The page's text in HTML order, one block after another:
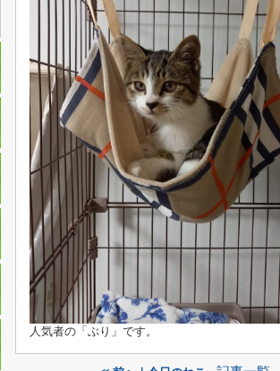
人気者の「ぶり」です。